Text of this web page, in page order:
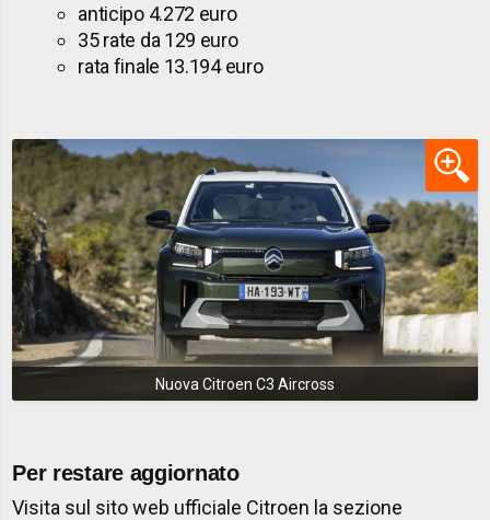
anticipo 4.272 euro
35 rate da 129 euro
rata finale 13.194 euro
Nuova Citroen C3 Aircross
Per restare aggiornato
Visita sul sito web ufficiale Citroen la sezione